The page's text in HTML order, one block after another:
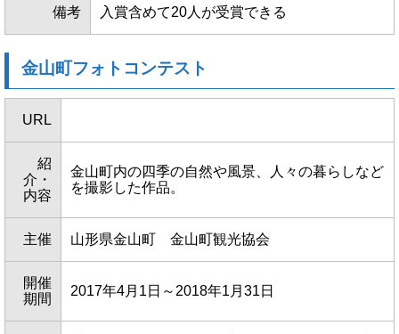
備考 入賞含めて20人が受賞できる
金山町フォトコンテスト
URL
紹
介・
内容
金山町内の四季の自然や風景、人々の暮らしなど
を撮影した作品。
主催 山形県金山町 金山町観光協会
開催
期間
2017年4月1日～2018年1月31日